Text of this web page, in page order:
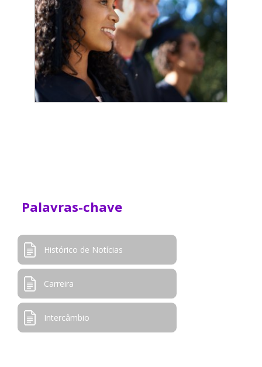
Palavras-chave
Histórico de Notícias
Carreira
Intercâmbio